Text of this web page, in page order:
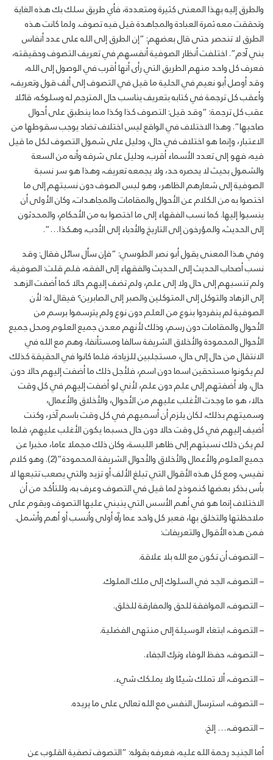
والطرق إليه بهذا المعنى كثيرة ومتعددة، فأي طريق سلك بك هذه الغاية
وتحققت معه ثمرة العبادة والمجاهدة قيل فيه تصوف. ولما كانت هذه
الطرق لا تنحصر حتى قال بعضهم: “إن الطرق إلى الله على عدد أنفاس
بني آدم”. اختلفت أنظار الصوفية أنفسهم في تعريف التصوف وحقيقته،
فعرف كل واحد منهم الطريق التي رأى أنها أقرب في الوصول إلى الله،
وقد أوصل أبو نعيم في الحلية ما قيل في التصوف إلى ألف قول وتعريف،
وأعقب كل ترجمة في كتابه بتعريف يناسب حال المترجم له وسلوكه، قائلا
عقب كل ترجمة: “وقد قيل: التصوف كذا وكذا مما ينطبق على أحوال
صاحبها”. وهذا الاختلاف في الواقع ليس اختلاف تضاد يوجب سقوطها من
الاعتبار، وإنما هو اختلاف في حال، ودليل على شمول التصوف لكل ما قيل
فيه، فهو إلى تعدد الأسماء أقرب، ودليل على شرفه وأنه من السعة
والشمول بحيث لا يحصره حد، ولا يجمعه تعريف، وهذا هو سر نسبة
الصوفية إلى شعارهم الظاهر، وهو لبس الصوف دون نسبتهم إلى ما
اختصوا به من الكلام عن الأحوال والمقامات والمجاهدات، وكان الأولى أن
ينسبوا إليها. كما نسب الفقهاء إلى ما اختصوا به من الأحكام، والمحدثون
إلى الحديث، والمؤرخون إلى التاريخ والأدباء إلى الأدب، وهكذا…”.
وفي هذا المعنى يقول أبو نصر الطوسي: “فإن سأل سائل فقال: وقد
نسب أصحاب الحديث إلى الحديث والفقهاء إلى الفقه، فلم قلت: الصوفية،
ولم تنسبهم إلى حال ولا إلى علم، ولم تضف إليهم حالا كما أضفت الزهد
إلى الزهاد والتوكل إلى المتوكلين والصبر إلى الصابرين؟ فيقال له: لأن
الصوفية لم ينفردوا بنوع من العلم دون نوع ولم يترسموا برسم من
الأحوال والمقامات دون رسم، وذلك لأنهم معدن جميع العلوم ومحل جميع
الأحوال المحمودة والأخلاق الشريفة سالفا ومستأنفا، وهم مع الله في
الانتقال من حال إلى حال، مستجلبين للزيادة، فلما كانوا في الحقيقة كذلك
لم يكونوا مستحقين اسما دون اسم، فلأجل ذلك ما أضفت إليهم حالا دون
حال، ولا أضفتهم إلى علم دون علم، لأني لو أضفت إليهم في كل وقت
حالا، هو ما وجدت الأغلب عليهم من الأحوال، والأخلاق والأعمال،
وسميتهم بذلك، لكان يلزم أن أسميهم في كل وقت باسم آخر، وكنت
أضيف إليهم في كل وقت حالا دون حال حسبما يكون الأغلب عليهم، فلما
لم يكن ذلك نسبتهم إلى ظاهر اللبسة، وكان ذلك مجملا عاما، مخبرا عن
جميع العلوم والأعمال والأخلاق والأحوال الشريفة المحمودة”(2). وهو كلام
نفيس، ومع كل هذه الأقوال التي تبلغ الألف أو تزيد والتي يصعب تتبعها لا
بأس بذكر بعضها كنموذج لما قيل في التصوف وعرف به، وللتأكد من أن
الاختلاف إنما هو في أهم الأسس التي ينبني عليها التصوف ويقوم على
ملاحظتها والتخلق بها، فعبر كل واحد عما رآه أولى وأنسب أو أهم وأشمل.
فمن هذه الأقوال والتعريفات:
– التصوف أن تكون مع الله بلا علاقة.
– التصوف، الجد في السلوك إلى ملك الملوك.
– التصوف، الموافقة للحق والمفارقة للخلق.
– التصوف، ابتغاء الوسيلة إلى منتهى الفضلية.
– التصوف، حفظ الوفاء وترك الجفاء.
– التصوف، ألا تملك شيئا ولا يملكك شيء.
– التصوف، استرسال النفس مع الله تعالى على ما يريده.
– التصوف،… إلخ.
أما الجنيد رحمة الله عليه، فعرفه بقوله: “التصوف تصفية القلوب عن